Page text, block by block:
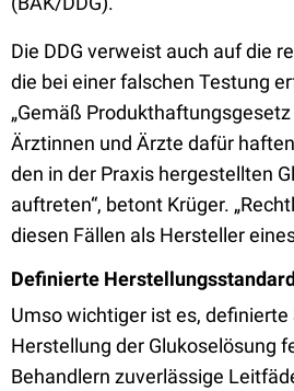
Die DDG verweist auch auf die
die bei einer falschen Testung
„Gemäß
Ärztinnen und Ärzte dafür
den in der Praxis hergestellten
auftreten“, betont Krüger.
diesen Fällen als Hersteller
Definierte
Umso wichtiger ist es, definierte
Herstellung der Glukoselösung
Behandlern zuverlässige